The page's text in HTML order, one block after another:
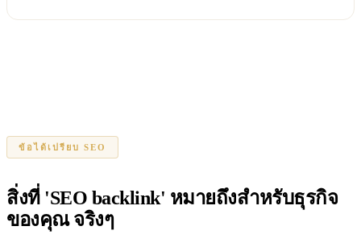
ข้อได้เปรียบ SEO
สิ่งที่ 'SEO backlink' หมายถึงสำหรับธุรกิจ
ของคุณ จริงๆ